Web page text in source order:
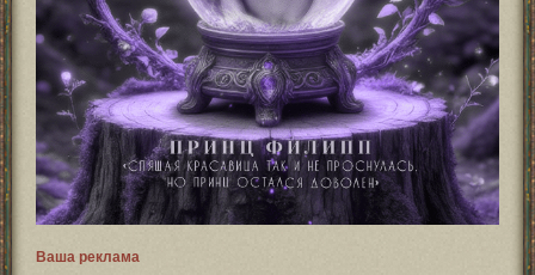
Ваша реклама